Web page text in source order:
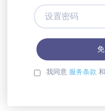
子
箱
设
置
密
码
我同意 服务条款 和